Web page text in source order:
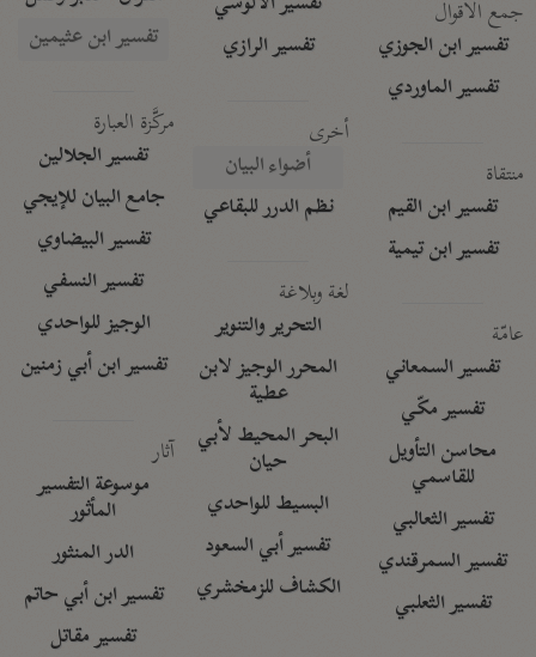
جمع الأقوال
تفسير ابن الجوزي
تفسير الماوردي
منتقاة
تفسير ابن القيم
تفسير ابن تيمية
عامّة
تفسير السمعاني
تفسير مكّي
محاسن التأويل
للقاسمي
تفسير الثعالبي
تفسير السمرقندي
تفسير الثعلبي
تفسير الرازي
أخرى
أضواء البيان
نظم الدرر للبقاعي
لغة وبلاغة
التحرير والتنوير
المحرر الوجيز لابن
عطية
البحر المحيط لأبي
حيان
البسيط للواحدي
تفسير أبي السعود
الكشاف للزمخشري
تفسير ابن عثيمين
مركَّزة العبارة
تفسير الجلالين
جامع البيان للإيجي
تفسير البيضاوي
تفسير النسفي
الوجيز للواحدي
تفسير ابن أبي زمنين
آثار
موسوعة التفسير
المأثور
الدر المنثور
تفسير ابن أبي حاتم
تفسير مقاتل